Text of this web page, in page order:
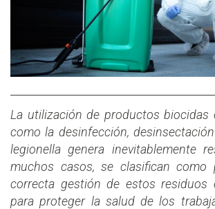
La utilización de productos biocidas
como la desinfección,
legionella genera inevitablemente
muchos casos, se clasifican como
correcta gestión de estos residuos
para proteger la salud de los